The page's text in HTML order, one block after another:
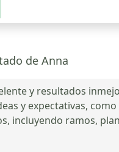
de Anna
y resultados
y expectativas,
incluyendo ramos,